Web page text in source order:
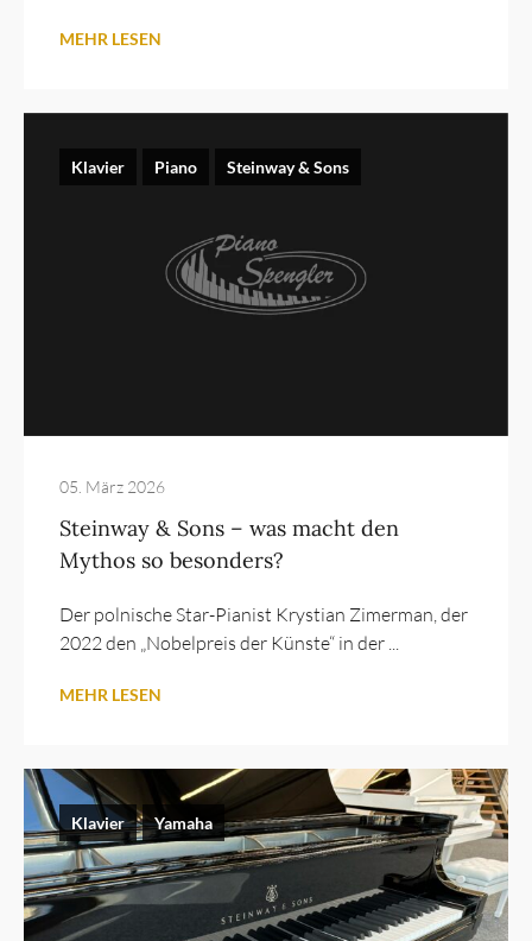
MEHR LESEN
Klavier Piano Steinway & Sons
05. März 2026
Steinway & Sons – was macht den
Mythos so besonders?
Der polnische Star-Pianist Krystian Zimerman, der
2022 den „Nobelpreis der Künste“ in der ...
MEHR LESEN
Klavier Yamaha